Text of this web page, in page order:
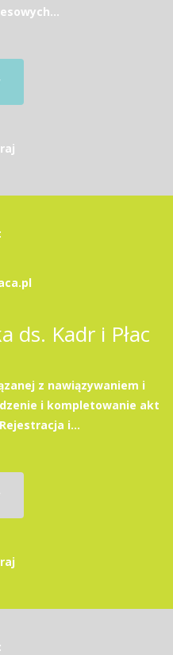
ds. Kadr i Płac
z nawiązywaniem i
i kompletowanie akt
i...